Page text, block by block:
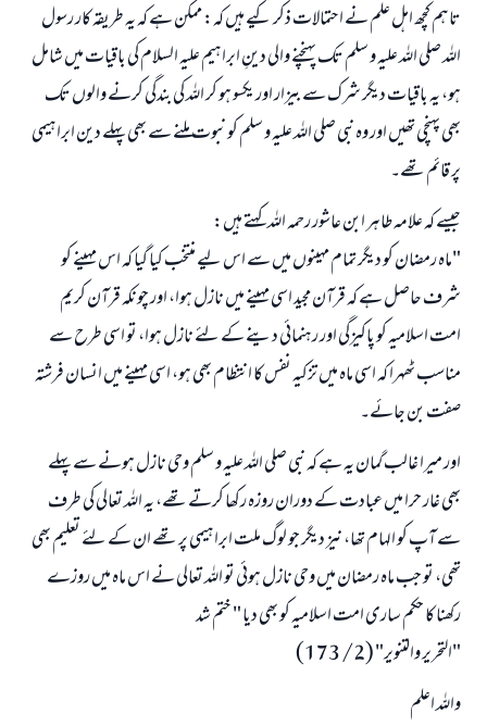
تاہم کچھ اہل علم نے احتمالات ذکر کیے ہیں کہ: ممکن ہے کہ یہ طریقہ کار رسول
اللہ صلی اللہ علیہ و سلم تک پہنچنے والی دینِ ابراہیم علیہ السلام کی باقیات میں شامل
ہو، یہ باقیات دیگر شرک سے بیزار اور یکسو ہو کر اللہ کی بندگی کرنے والوں تک
بھی پہنچی تھیں اور وہ نبی صلی اللہ علیہ و سلم کو نبوت ملنے سے بھی پہلے دین ابراہیمی
پر قائم تھے۔
جیسے کہ علامہ طاہر ابن عاشور رحمہ اللہ کہتے ہیں:
"ماہ رمضان کو دیگر تمام مہینوں میں سے اس لیے منتخب کیا گیا کہ اس مہینے کو
شرف حاصل ہے کہ قرآن مجید اسی مہینے میں نازل ہوا، اور چونکہ قرآن کریم
امت اسلامیہ کو پاکیزگی اور رہنمائی دینے کے لئے نازل ہوا، تو اسی طرح سے
مناسب ٹھہرا کہ اسی ماہ میں تزکیہ نفس کا انتظام بھی ہو، اسی مہینے میں انسان فرشتہ
صفت بن جائے۔
اور میرا غالب گمان یہ ہے کہ نبی صلی اللہ علیہ و سلم وحی نازل ہونے سے پہلے
بھی غار حرا میں عبادت کے دوران روزہ رکھا کرتے تھے، یہ اللہ تعالی کی طرف
سے آپ کو الہام تھا، نیز دیگر جو لوگ ملت ابراہیمی پر تھے ان کے لئے تعلیم بھی
تھی، تو جب ماہ رمضان میں وحی نازل ہوئی تو اللہ تعالی نے اس ماہ میں روزے
رکھنا کا حکم ساری امت اسلامیہ کو بھی دیا " ختم شد
"التحرير والتنوير" (2/ 173)
واللہ اعلم